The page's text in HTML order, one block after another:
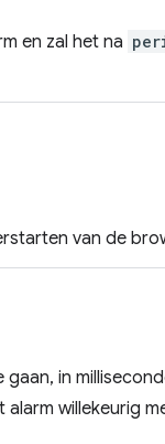
en zal het na
van de
in
willekeurig